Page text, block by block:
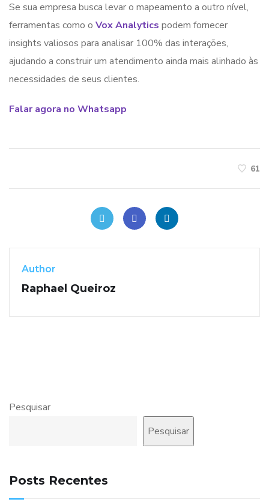
Se sua empresa busca levar o mapeamento a outro nível,
ferramentas como o Vox Analytics podem fornecer
insights valiosos para analisar 100% das interações,
ajudando a construir um atendimento ainda mais alinhado às
necessidades de seus clientes.
Falar agora no Whatsapp
61
Author
Raphael Queiroz
Pesquisar
Pesquisar
Posts Recentes